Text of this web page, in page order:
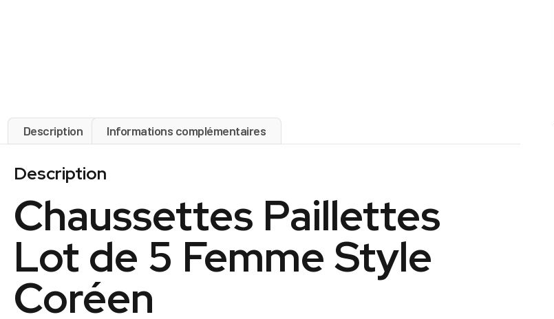
Description Informations complémentaires
Description
Chaussettes Paillettes
Lot de 5 Femme Style
Coréen